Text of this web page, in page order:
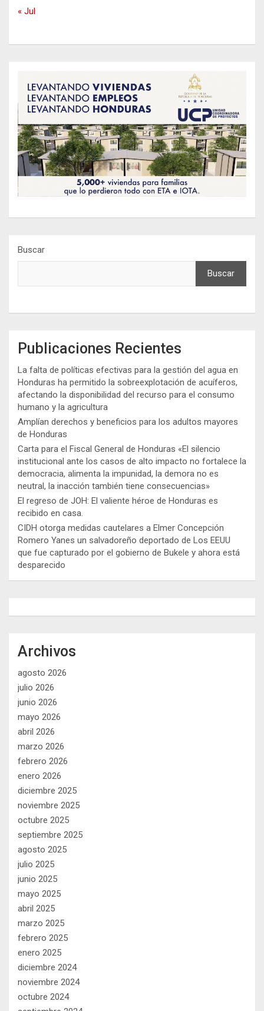
« Jul
Buscar
Buscar
Publicaciones Recientes
La falta de políticas efectivas para la gestión del agua en
Honduras ha permitido la sobreexplotación de acuíferos,
afectando la disponibilidad del recurso para el consumo
humano y la agricultura
Amplían derechos y beneficios para los adultos mayores
de Honduras
Carta para el Fiscal General de Honduras «El silencio
institucional ante los casos de alto impacto no fortalece la
democracia, alimenta la impunidad, la demora no es
neutral, la inacción también tiene consecuencias»
El regreso de JOH: El valiente héroe de Honduras es
recibido en casa.
CIDH otorga medidas cautelares a Elmer Concepción
Romero Yanes un salvadoreño deportado de Los EEUU
que fue capturado por el gobierno de Bukele y ahora está
desparecido
Archivos
agosto 2026
julio 2026
junio 2026
mayo 2026
abril 2026
marzo 2026
febrero 2026
enero 2026
diciembre 2025
noviembre 2025
octubre 2025
septiembre 2025
agosto 2025
julio 2025
junio 2025
mayo 2025
abril 2025
marzo 2025
febrero 2025
enero 2025
diciembre 2024
noviembre 2024
octubre 2024